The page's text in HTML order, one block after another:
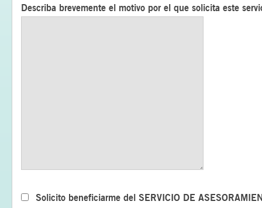
Describa brevemente el motivo por el que solicita este
Solicito beneficiarme del SERVICIO DE